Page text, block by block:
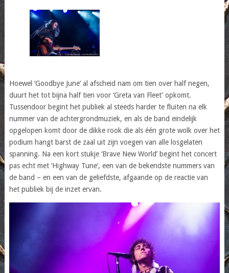
Hoewel ‘Goodbye June’ al afscheid nam om tien over half negen,
duurt het tot bijna half tien voor ‘Greta van Fleet’ opkomt.
Tussendoor begint het publiek al steeds harder te fluiten na elk
nummer van de achtergrondmuziek, en als de band eindelijk
opgelopen komt door de dikke rook die als één grote wolk over het
podium hangt barst de zaal uit zijn voegen van alle losgelaten
spanning. Na een kort stukje ‘Brave New World’ begint het concert
pas echt met ‘Highway Tune’, een van de bekendste nummers van
de band – en een van de geliefdste, afgaande op de reactie van
het publiek bij de inzet ervan.